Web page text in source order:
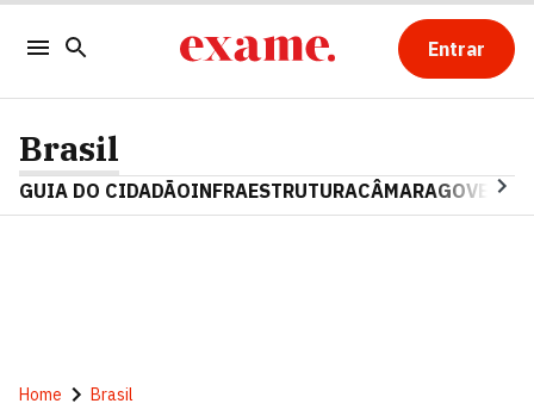
Entrar
Brasil
GUIA DO CIDADÃOINFRAESTRUTURACÂMARAGOVERNO
Home Brasil